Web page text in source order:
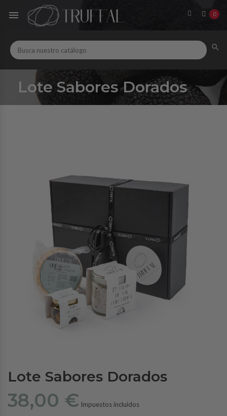
 0

Lote Sabores Dorados
Lote Sabores Dorados
38,00 € Impuestos incluidos